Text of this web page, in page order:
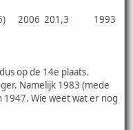
2006 201,3 1993
op de 14e plaats.
Namelijk 1983 (mede
Wie weet wat er nog